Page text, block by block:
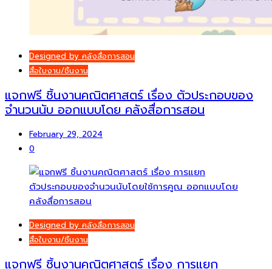
Designed by คลังสื่อการสอน
สื่อใบงาน/ชิ้นงาน
แจกฟรี ชิ้นงานคณิตศาสตร์ เรื่อง ตัวประกอบของ
จำนวนนับ ออกแบบโดย คลังสื่อการสอน
February 29, 2024
0
Designed by คลังสื่อการสอน
สื่อใบงาน/ชิ้นงาน
แจกฟรี ชิ้นงานคณิตศาสตร์ เรื่อง การแยก